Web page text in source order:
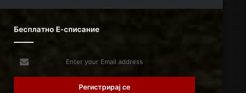
Бесплатно Е-списание
your
Email